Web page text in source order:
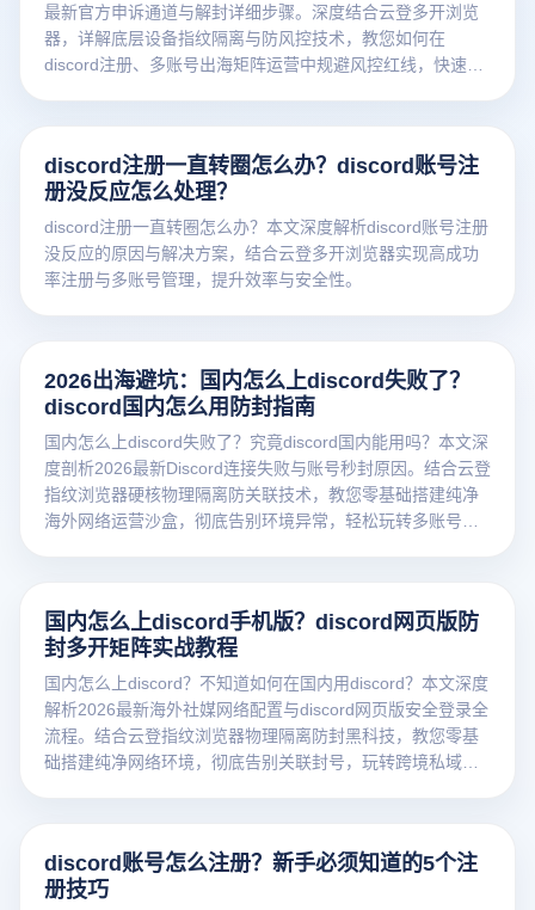
最新官方申诉通道与解封详细步骤。深度结合云登多开浏览
器，详解底层设备指纹隔离与防风控技术，教您如何在
discord注册、多账号出海矩阵运营中规避风控红线，快速恢
discord注册一直转圈怎么办？discord账号注
册没反应怎么处理？
discord注册一直转圈怎么办？本文深度解析discord账号注册
没反应的原因与解决方案，结合云登多开浏览器实现高成功
率注册与多账号管理，提升效率与安全性。
2026出海避坑：国内怎么上discord失败了？
discord国内怎么用防封指南
国内怎么上discord失败了？究竟discord国内能用吗？本文深
度剖析2026最新Discord连接失败与账号秒封原因。结合云登
指纹浏览器硬核物理隔离防关联技术，教您零基础搭建纯净
海外网络运营沙盒，彻底告别环境异常，轻松玩转多账号矩
国内怎么上discord手机版？discord网页版防
封多开矩阵实战教程
国内怎么上discord？不知道如何在国内用discord？本文深度
解析2026最新海外社媒网络配置与discord网页版安全登录全
流程。结合云登指纹浏览器物理隔离防封黑科技，教您零基
础搭建纯净网络环境，彻底告别关联封号，玩转跨境私域流
discord账号怎么注册？新手必须知道的5个注
册技巧